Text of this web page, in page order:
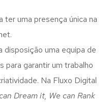
ter uma presença única na
disposição uma equipa de
para garantir um trabalho
Na Fluxo Digital
Dream it, We can Rank